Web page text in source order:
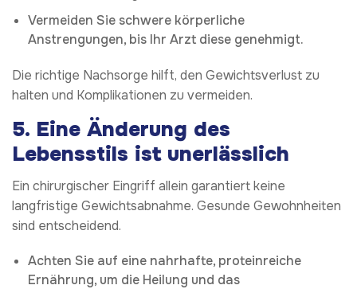
Vermeiden Sie schwere körperliche
Anstrengungen, bis Ihr Arzt diese genehmigt.
Die richtige Nachsorge hilft, den Gewichtsverlust zu
halten und Komplikationen zu vermeiden.
5. Eine Änderung des
Lebensstils ist unerlässlich
Ein chirurgischer Eingriff allein garantiert keine
langfristige Gewichtsabnahme. Gesunde Gewohnheiten
sind entscheidend.
Achten Sie auf eine nahrhafte, proteinreiche
Ernährung, um die Heilung und das